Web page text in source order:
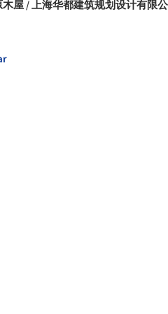
屋 / 上海华都建筑规划设计有限